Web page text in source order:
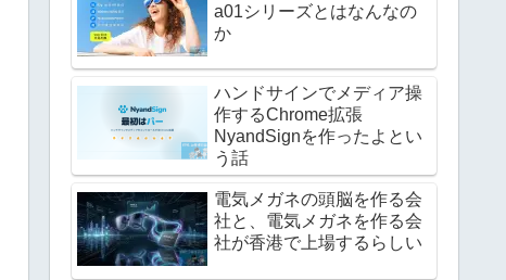
a01シリーズとはなんなの
か
ハンドサインでメディア操
作するChrome拡張
NyandSignを作ったよとい
う話
電気メガネの頭脳を作る会
社と、電気メガネを作る会
社が香港で上場するらしい